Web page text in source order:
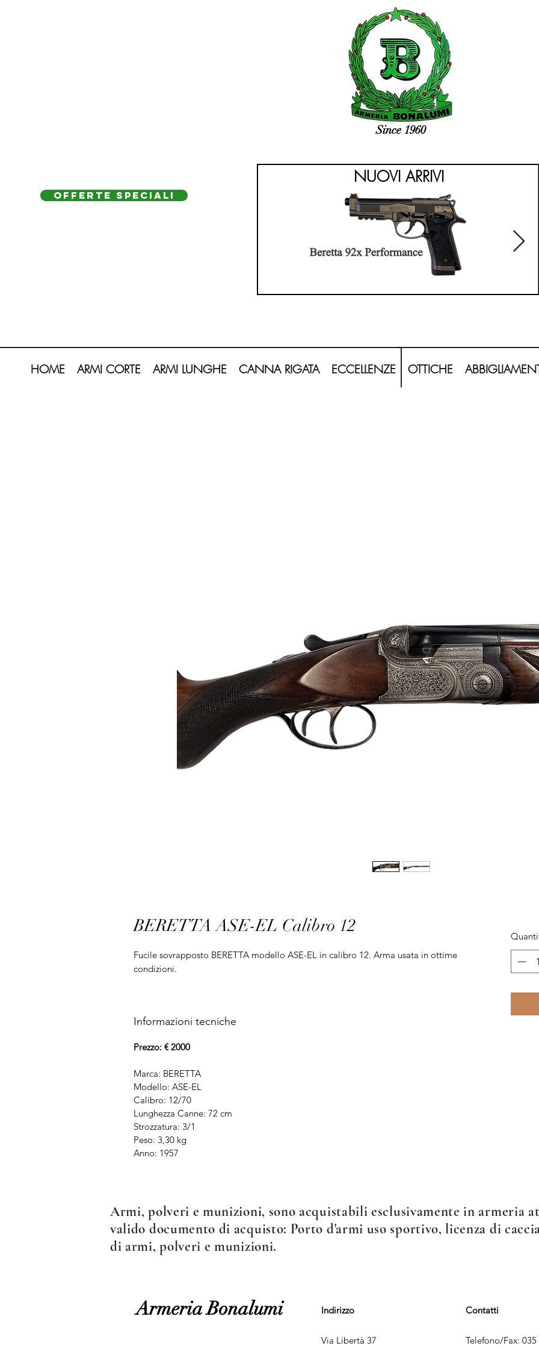
Since 1960
NUOVI ARRIVI
OFFERTE SPECIALI
HOME ARMI CORTE ARMI LUNGHE CANNA RIGATA ECCELLENZE OTTICHE
BERETTA ASE-EL Calibro 12
Fucile sovrapposto BERETTA modello ASE-EL in calibro 12. Arma usata in ottime
condizioni.
Informazioni tecniche
Prezzo: € 2000
Marca: BERETTA
Modello: ASE-EL
Calibro: 12/70
Lunghezza Canne: 72 cm
Strozzatura: 3/1
Peso: 3,30 kg
Anno: 1957
Armi, polveri e munizioni, sono acquistabili esclusivamente in armeria
valido documento di acquisto: Porto d'armi uso sportivo, licenza di
di armi, polveri e munizioni.
Armeria Bonalumi Indirizzo
Via Libertà 37
Contatti
Telefono/Fax: 035